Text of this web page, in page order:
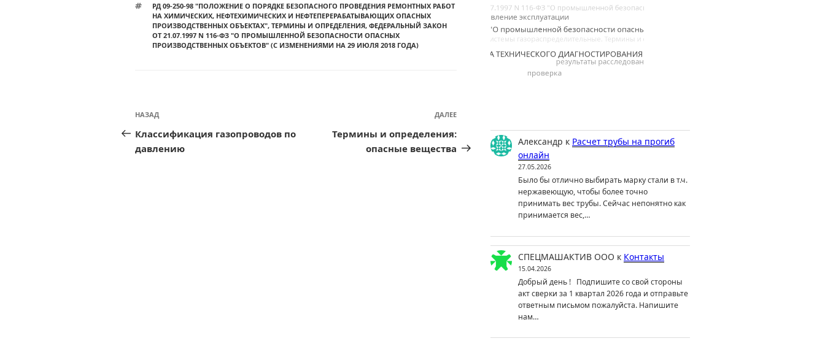
МЕТКИ
РД 09-250-98 "ПОЛОЖЕНИЕ О ПОРЯДКЕ БЕЗОПАСНОГО ПРОВЕДЕНИЯ РЕМОНТНЫХ РАБОТ
НА ХИМИЧЕСКИХ, НЕФТЕХИМИЧЕСКИХ И НЕФТЕПЕРЕРАБАТЫВАЮЩИХ ОПАСНЫХ
ПРОИЗВОДСТВЕННЫХ ОБЪЕКТАХ", ТЕРМИНЫ И ОПРЕДЕЛЕНИЯ, ФЕДЕРАЛЬНЫЙ ЗАКОН
ОТ 21.07.1997 N 116-ФЗ "О ПРОМЫШЛЕННОЙ БЕЗОПАСНОСТИ ОПАСНЫХ
ПРОИЗВОДСТВЕННЫХ ОБЪЕКТОВ" (С ИЗМЕНЕНИЯМИ НА 29 ИЮЛЯ 2018 ГОДА)
Навигация
записям
Предыдущая
запись:
НАЗАД
Классификация газопроводов по
давлению
Следующая
запись
ДАЛЕЕ
Термины и определения:
опасные вещества
Александр к Расчет трубы на прогиб
онлайн
27.05.2026
Было бы отлично выбирать марку стали в т.ч.
нержавеющую, чтобы более точно
принимать вес трубы. Сейчас непонятно как
принимается вес,…
СПЕЦМАШАКТИВ ООО к Контакты
15.04.2026
Добрый день ! Подпишите со свой стороны
акт сверки за 1 квартал 2026 года и отправьте
ответным письмом пожалуйста. Напишите
нам…